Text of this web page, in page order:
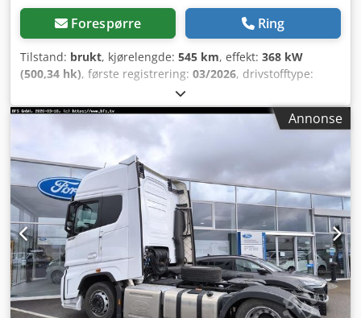
Forespørre Ring
Tilstand: brukt, kjørelengde: 545 km, effekt: 368 kW
(500,34 hk), første registrering: 03/2026, drivstofftype:
, akselkonfigurasjon:
girtype:automatisk, utslippsklasse:Euro 6, Utstyr:ABS,
aircondition, elektronisk stabilitetsprogram (ESP),
parkeringsvarmer,
Annonse